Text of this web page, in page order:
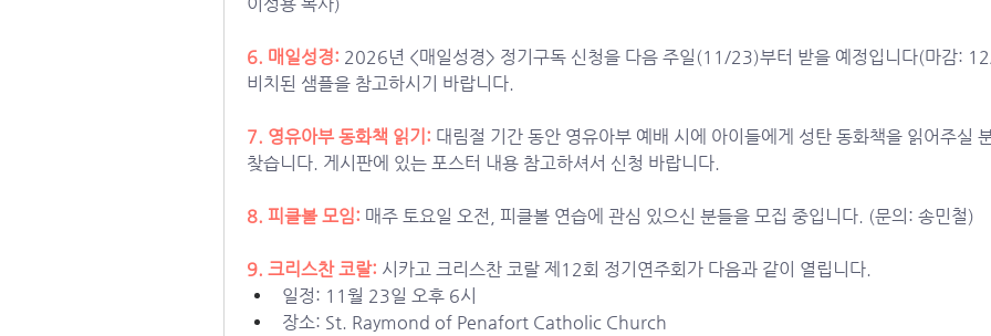
6. 매일성경: 2026년 <매일성경> 정기구독 신청을 다음 주일(11/23)부터 받을 예정입니다(마감:
비치된 샘플을 참고하시기 바랍니다.
7. 영유아부 동화책 읽기: 대림절 기간 동안 영유아부 예배 시에 아이들에게 성탄 동화책을 읽어주실
찾습니다. 게시판에 있는 포스터 내용 참고하셔서 신청 바랍니다.
8. 피클볼 모임: 매주 토요일 오전, 피클볼 연습에 관심 있으신 분들을 모집 중입니다. (문의: 송민철)
9. 크리스찬 코랄: 시카고 크리스찬 코랄 제12회 정기연주회가 다음과 같이 열립니다.
일정: 11월 23일 오후 6시
장소: St. Raymond of Penafort Catholic Church